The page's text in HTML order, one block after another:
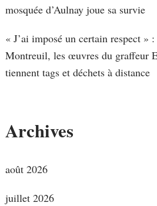
mosquée d’Aulnay joue sa survie
« J’ai imposé un certain respect » :
Montreuil, les œuvres du graffeur
tiennent tags et déchets à distance
Archives
août 2026
juillet 2026